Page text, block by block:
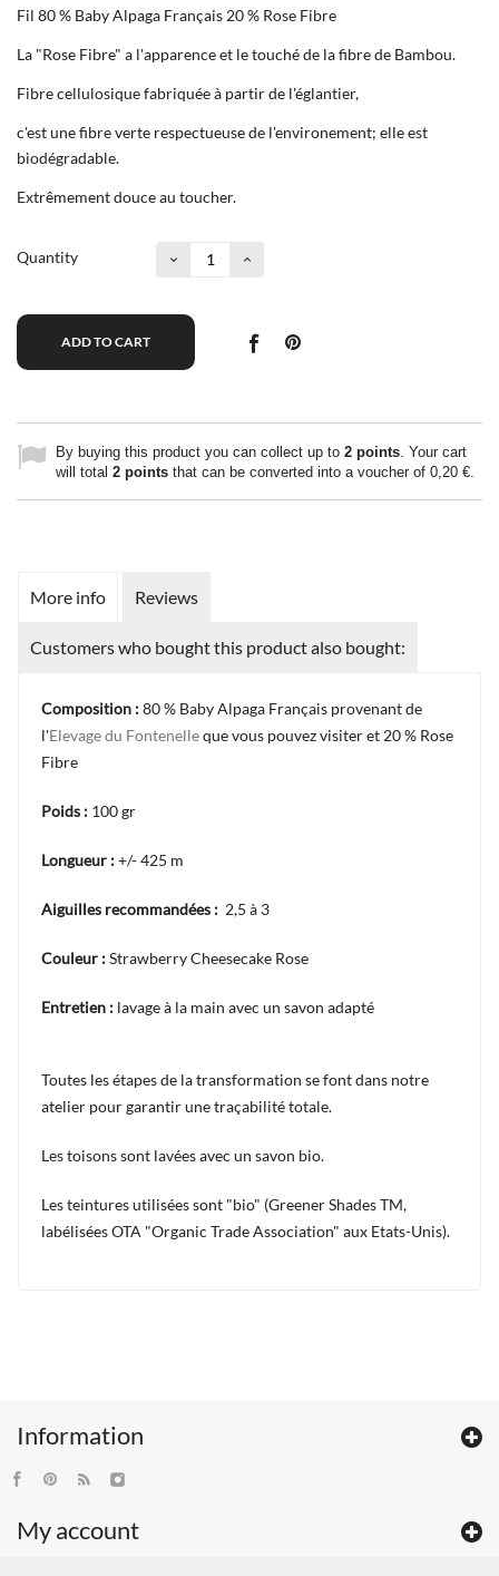
Fil 80 % Baby Alpaga Français 20 % Rose Fibre
La "Rose Fibre" a l'apparence et le touché de la fibre de Bambou.
Fibre cellulosique fabriquée à partir de l'églantier,
c'est une fibre verte respectueuse de l'environement; elle est
biodégradable.
Extrêmement douce au toucher.
Quantity
ADD TO CART
By buying this product you can collect up to 2 points . Your cart
will total 2 points that can be converted into a voucher of 0,20 €
More info Reviews
Customers who bought this product also bought:
Composition :80 % Baby Alpaga Français provenant de
l'Elevage du Fontenelleque vous pouvez visiter et 20 % Rose
Fibre
Poids : 100 gr
Longueur :+/- 425 m
Aiguilles recommandées : 2,5 à 3
Couleur :Strawberry Cheesecake Rose
Entretien : lavage à la main avec un savon adapté
Toutes les étapes de la transformation se font dans notre
atelier pour garantir une traçabilité totale.
Les toisons sont lavées avec un savon bio.
Les teintures utilisées sont "bio" (Greener Shades TM,
labélisées OTA "Organic Trade Association" aux Etats-Unis).
Information
My account